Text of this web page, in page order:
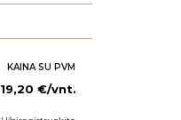
KAINA SU PVM
19,20 €/vnt.